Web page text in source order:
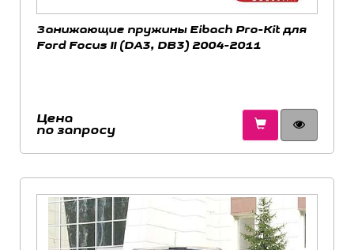
Занижающие пружины Eibach Pro-Kit для
Ford Focus II (DA3, DB3) 2004-2011
Цена
по запросу